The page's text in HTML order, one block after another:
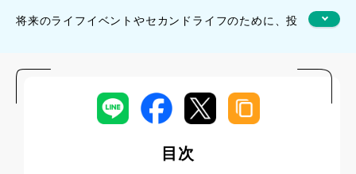
将来のライフイベントやセカンドライフのために、投
来どのくらいの金額になるのか予想できず、なかなか
初めの一歩が踏み出せないという方も多いかと思いま
す。そんな時は、一度簡単なシミュレーションを行っ
う重要性、シミュレーションを行う3ステップ、そして
目次